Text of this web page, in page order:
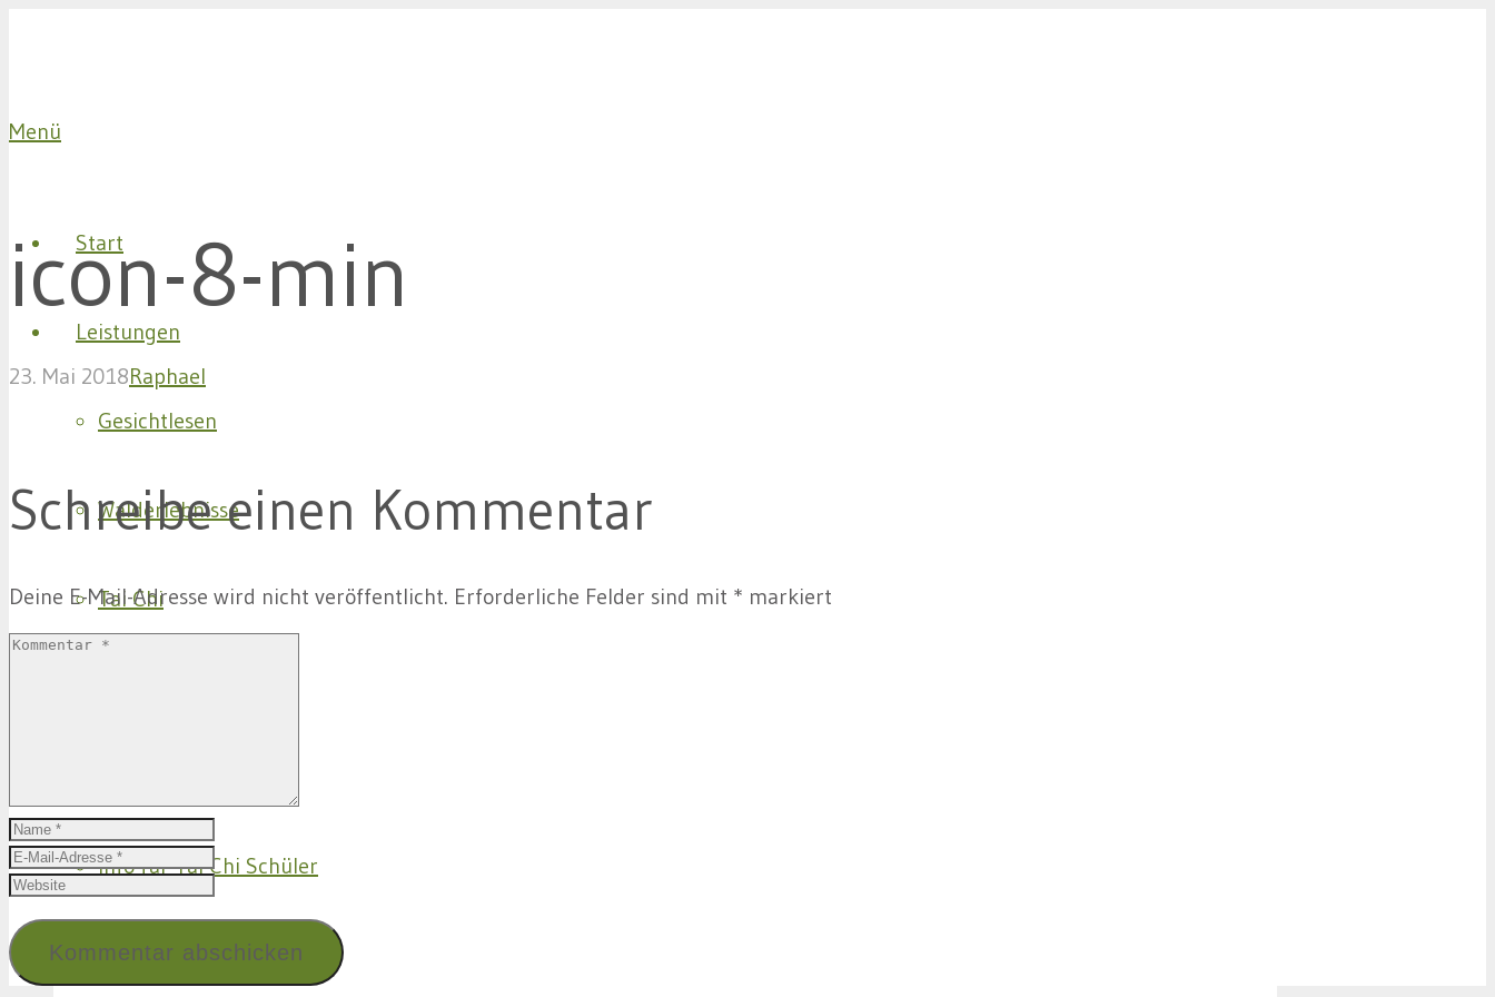
Menü
Start
Leistungen
Gesichtlesen
Walderlebnisse
Tai Chi
Info für Tai Chi Schüler
Blog
icon-8-min
23. Mai 2018Raphael
Schreibe einen Kommentar
Deine E-Mail-Adresse wird nicht veröffentlicht. Erforderliche Felder sind mit * markiert